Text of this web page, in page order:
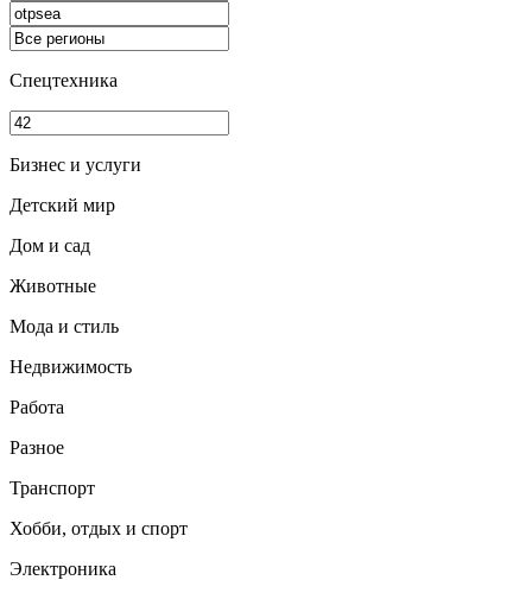
Спецтехника
Бизнес и услуги
Детский мир
Дом и сад
Животные
Мода и стиль
Недвижимость
Работа
Разное
Транспорт
Хобби, отдых и спорт
Электроника